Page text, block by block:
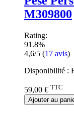
M309800
Rating:
91.8%
4,6/5 (17 avis)
Disponibilité :
59,00 € TTC
Ajouter au